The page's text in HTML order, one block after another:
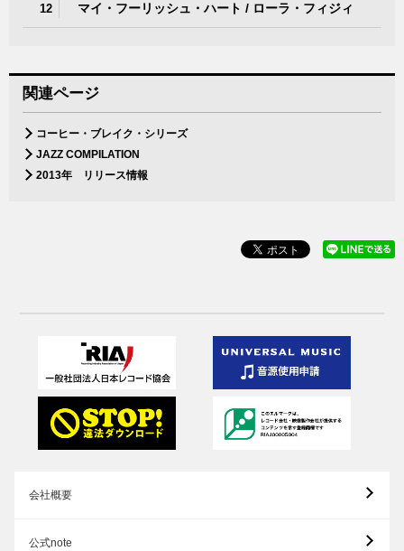
12 マイ・フーリッシュ・ハート / ローラ・フィジィ
関連ページ
コーヒー・ブレイク・シリーズ
JAZZ COMPILATION
2013年 リリース情報
会社概要
公式note